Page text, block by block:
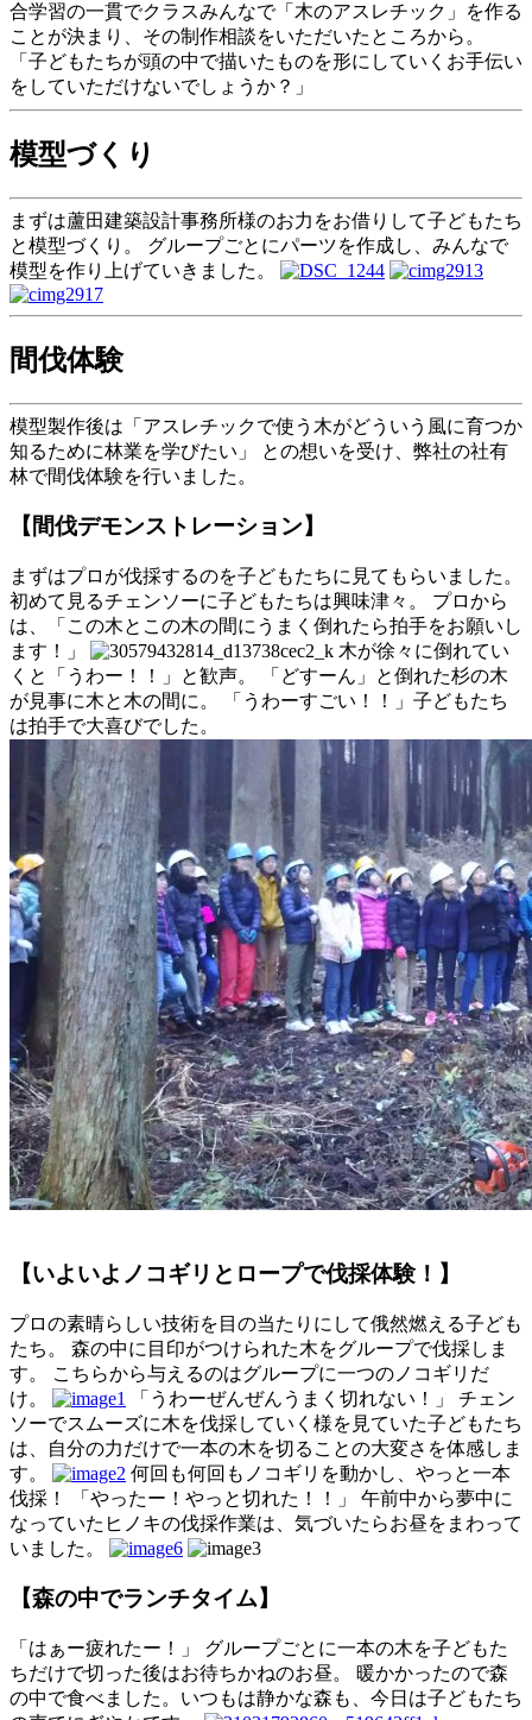
合学習の一貫でクラスみんなで「木のアスレチック」を作る
ことが決まり、その制作相談をいただいたところから。
「子どもたちが頭の中で描いたものを形にしていくお手伝い
をしていただけないでしょうか？」
模型づくり
まずは蘆田建築設計事務所様のお力をお借りして子どもたち
と模型づくり。 グループごとにパーツを作成し、みんなで
模型を作り上げていきました。
間伐体験
模型製作後は「アスレチックで使う木がどういう風に育つか
知るために林業を学びたい」 との想いを受け、弊社の社有
林で間伐体験を行いました。
【間伐デモンストレーション】
まずはプロが伐採するのを子どもたちに見てもらいました。
初めて見るチェンソーに子どもたちは興味津々。 プロから
は、「この木とこの木の間にうまく倒れたら拍手をお願いし
ます！」
木が徐々に倒れてい
くと「うわー！！」と歓声。 「どすーん」と倒れた杉の木
が見事に木と木の間に。 「うわーすごい！！」子どもたち
は拍手で大喜びでした。
【いよいよノコギリとロープで伐採体験！】
プロの素晴らしい技術を目の当たりにして俄然燃える子ども
たち。 森の中に目印がつけられた木をグループで伐採しま
す。 こちらから与えるのはグループに一つのノコギリだ
け。
「うわーぜんぜんうまく切れない！」 チェン
ソーでスムーズに木を伐採していく様を見ていた子どもたち
は、自分の力だけで一本の木を切ることの大変さを体感しま
す。
何回も何回もノコギリを動かし、やっと一本
伐採！ 「やったー！やっと切れた！！」 午前中から夢中に
なっていたヒノキの伐採作業は、気づいたらお昼をまわって
いました。
【森の中でランチタイム】
「はぁー疲れたー！」 グループごとに一本の木を子どもた
ちだけで切った後はお待ちかねのお昼。 暖かかったので森
の中で食べました。いつもは静かな森も、今日は子どもたち